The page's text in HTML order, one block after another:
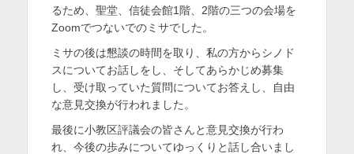
るため、聖堂、信徒会館1階、2階の三つの会場を
Zoomでつないでのミサでした。
ミサの後は懇談の時間を取り、私の方からシノド
スについてお話しをし、そしてあらかじめ募集
し、受け取っていた質問についてお答えし、自由
な意見交換が行われました。
最後に小教区評議会の皆さんと意見交換が行わ
れ、今後の歩みについてゆっくりと話し合いまし